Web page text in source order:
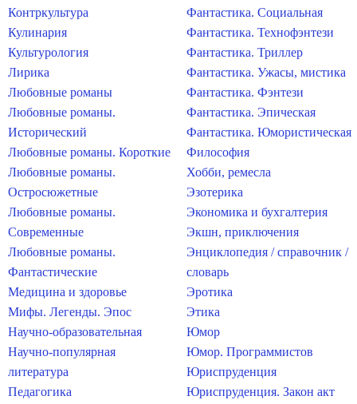
Контркультура
Кулинария
Культурология
Лирика
Любовные романы
Любовные романы.
Исторический
Любовные романы. Короткие
Любовные романы.
Остросюжетные
Любовные романы.
Современные
Любовные романы.
Фантастические
Медицина и здоровье
Мифы. Легенды. Эпос
Научно-образовательная
Научно-популярная
литература
Педагогика
Фантастика. Социальная
Фантастика. Технофэнтези
Фантастика. Триллер
Фантастика. Ужасы, мистика
Фантастика. Фэнтези
Фантастика. Эпическая
Фантастика. Юмористическая
Философия
Хобби, ремесла
Эзотерика
Экономика и бухгалтерия
Экшн, приключения
Энциклопедия / справочник /
словарь
Эротика
Этика
Юмор
Юмор. Программистов
Юриспруденция
Юриспруденция. Закон акт